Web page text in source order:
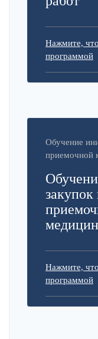
Нажмите,
программой
Обучение
приемочной
закупок
Нажмите,
программой